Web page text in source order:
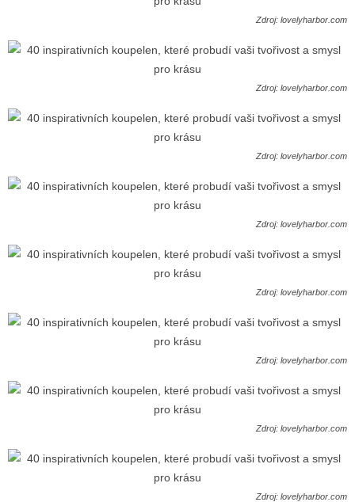
Zdroj: lovelyharbor.com
Zdroj: lovelyharbor.com
Zdroj: lovelyharbor.com
Zdroj: lovelyharbor.com
Zdroj: lovelyharbor.com
Zdroj: lovelyharbor.com
Zdroj: lovelyharbor.com
Zdroj: lovelyharbor.com